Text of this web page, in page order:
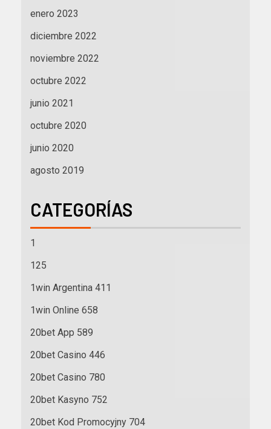
enero 2023
diciembre 2022
noviembre 2022
octubre 2022
junio 2021
octubre 2020
junio 2020
agosto 2019
CATEGORÍAS
1
125
1win Argentina 411
1win Online 658
20bet App 589
20bet Casino 446
20bet Casino 780
20bet Kasyno 752
20bet Kod Promocyjny 704